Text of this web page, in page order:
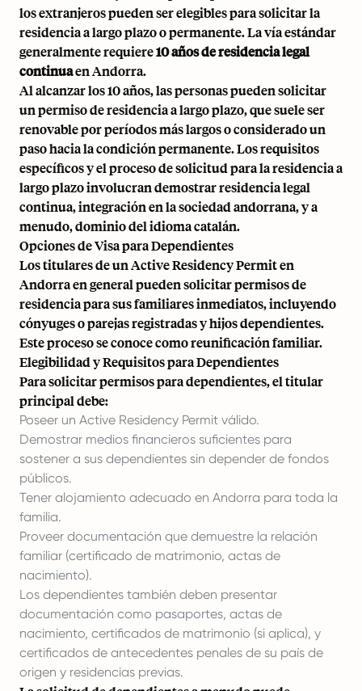
los extranjeros pueden ser elegibles para solicitar la
residencia a largo plazo o permanente. La vía estándar
generalmente requiere10 años de residencia legal
continuaen Andorra.
Al alcanzar los 10 años, las personas pueden solicitar
un permiso de residencia a largo plazo, que suele ser
renovable por períodos más largos o considerado un
paso hacia la condición permanente. Los requisitos
específicos y el proceso de solicitud para la residencia a
largo plazo involucran demostrar residencia legal
continua, integración en la sociedad andorrana, y a
menudo, dominio del idioma catalán.
Opciones de Visa para Dependientes
Los titulares de un Active Residency Permit en
Andorra en general pueden solicitar permisos de
residencia para sus familiares inmediatos, incluyendo
cónyuges o parejas registradas y hijos dependientes.
Este proceso se conoce como reunificación familiar.
Elegibilidad y Requisitos para Dependientes
Para solicitar permisos para dependientes, el titular
principal debe:
Poseer un Active Residency Permit válido.
Demostrar medios financieros suficientes para
sostener a sus dependientes sin depender de fondos
públicos.
Tener alojamiento adecuado en Andorra para toda la
familia.
Proveer documentación que demuestre la relación
familiar (certificado de matrimonio, actas de
nacimiento).
Los dependientes también deben presentar
documentación como pasaportes, actas de
nacimiento, certificados de matrimonio (si aplica), y
certificados de antecedentes penales de su país de
origen y residencias previas.